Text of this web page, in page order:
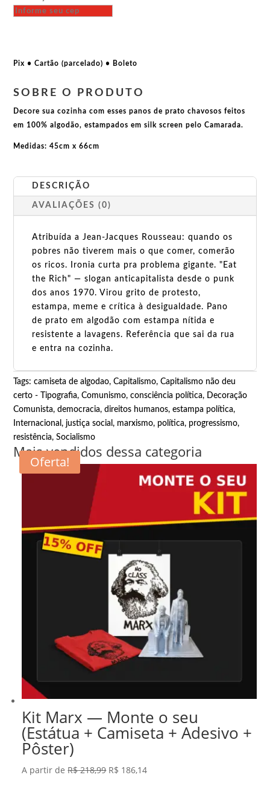
-
Capitalismo
certo
Tipografia
Pix • Cartão (parcelado) • Boleto
SOBRE O PRODUTO
Decore sua cozinha com esses panos de prato chavosos feitos
em 100% algodão, estampados em silk screen pelo Camarada.
Medidas: 45cm x 66cm
DESCRIÇÃO
AVALIAÇÕES (0)
Atribuída a Jean-Jacques Rousseau: quando os
pobres não tiverem mais o que comer, comerão
os ricos. Ironia curta pra problema gigante. "Eat
the Rich" — slogan anticapitalista desde o punk
dos anos 1970. Virou grito de protesto,
estampa, meme e crítica à desigualdade. Pano
de prato em algodão com estampa nítida e
resistente a lavagens. Referência que sai da rua
e entra na cozinha.
Tags:camiseta de algodao,Capitalismo,Capitalismo não deu
certo - Tipografia,Comunismo,consciência política, Decoração
Comunista,democracia,direitos humanos,estampa política,
Internacional, justiça social, marxismo, política, progressismo,
resistência,Socialismo
Mais vendidos dessa categoria
Oferta!
Kit Marx — Monte o seu
(Estátua + Camiseta + Adesivo +
Pôster)
A partir deR$218,99 O
R$ 186,14O